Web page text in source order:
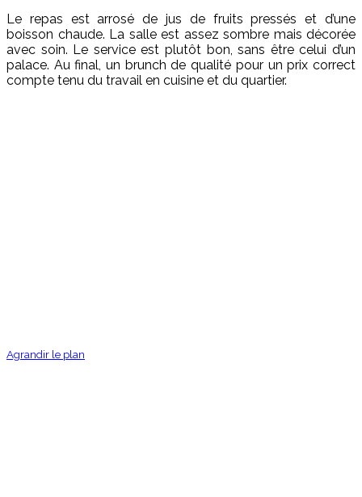
Le repas est arrosé de jus de fruits pressés et d’une
boisson chaude. La salle est assez sombre mais décorée
avec soin. Le service est plutôt bon, sans être celui d’un
palace. Au final, un brunch de qualité pour un prix correct
compte tenu du travail en cuisine et du quartier.
Agrandir le plan